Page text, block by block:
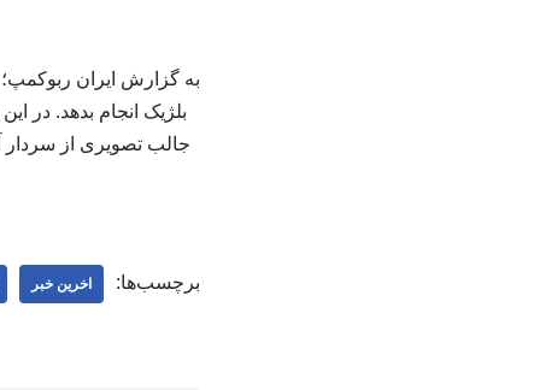
به گزارش ایران
بلژیک انجام بدهد. در
جالب تصویری از سردار
برچسب‌ها: اخرین خبر